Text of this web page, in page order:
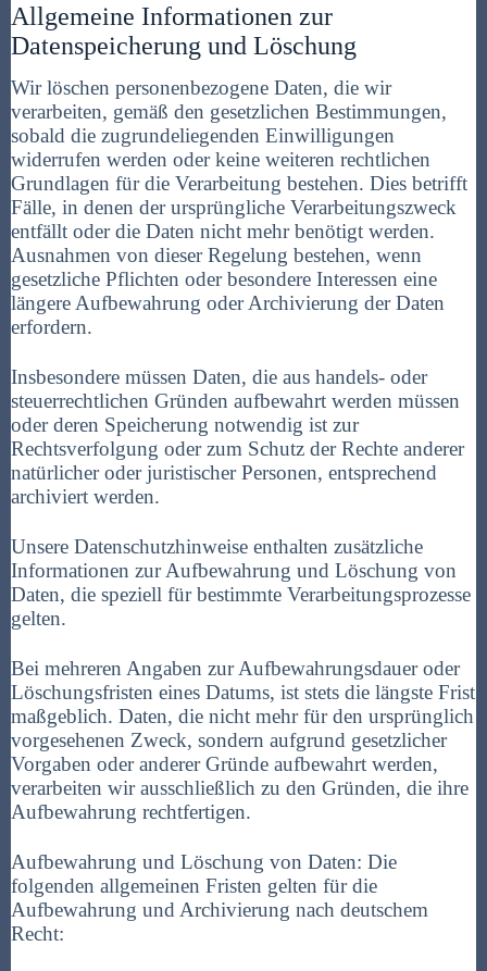
Allgemeine Informationen zur
Datenspeicherung und Löschung
Wir löschen personenbezogene Daten, die wir
verarbeiten, gemäß den gesetzlichen Bestimmungen,
sobald die zugrundeliegenden Einwilligungen
widerrufen werden oder keine weiteren rechtlichen
Grundlagen für die Verarbeitung bestehen. Dies betrifft
Fälle, in denen der ursprüngliche Verarbeitungszweck
entfällt oder die Daten nicht mehr benötigt werden.
Ausnahmen von dieser Regelung bestehen, wenn
gesetzliche Pflichten oder besondere Interessen eine
längere Aufbewahrung oder Archivierung der Daten
erfordern.
Insbesondere müssen Daten, die aus handels- oder
steuerrechtlichen Gründen aufbewahrt werden müssen
oder deren Speicherung notwendig ist zur
Rechtsverfolgung oder zum Schutz der Rechte anderer
natürlicher oder juristischer Personen, entsprechend
archiviert werden.
Unsere Datenschutzhinweise enthalten zusätzliche
Informationen zur Aufbewahrung und Löschung von
Daten, die speziell für bestimmte Verarbeitungsprozesse
gelten.
Bei mehreren Angaben zur Aufbewahrungsdauer oder
Löschungsfristen eines Datums, ist stets die längste Frist
maßgeblich. Daten, die nicht mehr für den ursprünglich
vorgesehenen Zweck, sondern aufgrund gesetzlicher
Vorgaben oder anderer Gründe aufbewahrt werden,
verarbeiten wir ausschließlich zu den Gründen, die ihre
Aufbewahrung rechtfertigen.
Aufbewahrung und Löschung von Daten: Die
folgenden allgemeinen Fristen gelten für die
Aufbewahrung und Archivierung nach deutschem
Recht: